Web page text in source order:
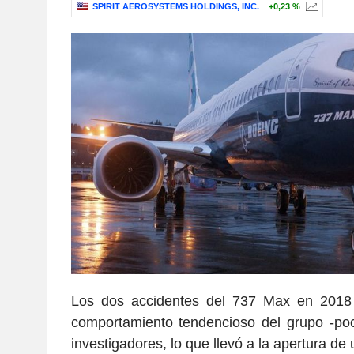
SPIRIT AEROSYSTEMS HOLDINGS, INC. +0,23 %
Los dos accidentes del 737 Max en
comportamiento tendencioso del grupo -
investigadores, lo que llevó a la apertura de